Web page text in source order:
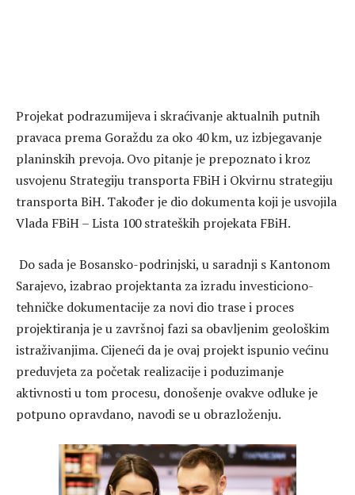
Projekat podrazumijeva i skraćivanje aktualnih putnih
pravaca prema Goraždu za oko 40 km, uz izbjegavanje
planinskih prevoja. Ovo pitanje je prepoznato i kroz
usvojenu Strategiju transporta FBiH i Okvirnu strategiju
transporta BiH. Također je dio dokumenta koji je usvojila
Vlada FBiH – Lista 100 strateških projekata FBiH.
Do sada je Bosansko-podrinjski, u saradnji s Kantonom
Sarajevo, izabrao projektanta za izradu investiciono-
tehničke dokumentacije za novi dio trase i proces
projektiranja je u završnoj fazi sa obavljenim geološkim
istraživanjima. Cijeneći da je ovaj projekt ispunio većinu
preduvjeta za početak realizacije i poduzimanje
aktivnosti u tom procesu, donošenje ovakve odluke je
potpuno opravdano, navodi se u obrazloženju.